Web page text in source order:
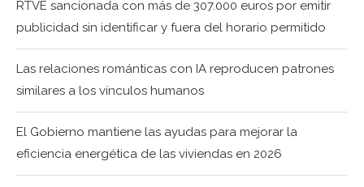
RTVE sancionada con más de 307.000 euros por emitir
publicidad sin identificar y fuera del horario permitido
Las relaciones románticas con IA reproducen patrones
similares a los vínculos humanos
El Gobierno mantiene las ayudas para mejorar la
eficiencia energética de las viviendas en 2026